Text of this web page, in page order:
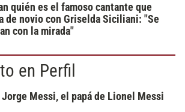
quién es el famoso cantante que
de novio con Griselda Siciliani: "Se
con la mirada"
en Perfil
Messi, el papá de Lionel Messi